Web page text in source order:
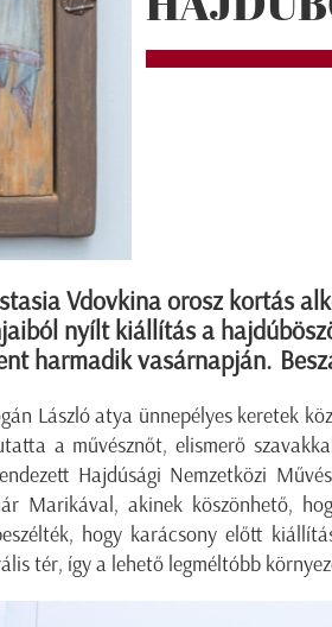
Vdovkina orosz kortás
nyílt kiállítás a
harmadik vasárnapján.
László atya ünnepélyes keretek
a művésznőt, elismerő
Hajdúsági Nemzetközi
Marikával, akinek köszönhető,
hogy karácsony előtt
tér, így a lehető legméltóbb